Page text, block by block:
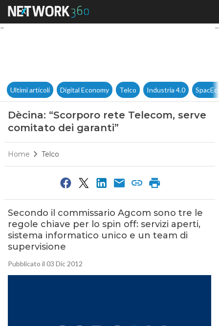
Dècina: “Scorporo rete
Ultimi articoli Digital Economy Telco Industria 4.0
Dècina: “Scorporo rete Telecom, serve
comitato dei garanti”
Home Telco
Secondo il commissario Agcom sono tre le
regole chiave per lo spin off: servizi aperti,
sistema informatico unico e un team di
supervisione
Pubblicato il 03 Dic 2012